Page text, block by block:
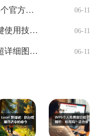
WPS会员免费领取终极攻略：8个官方认证 06-11
WPS字体库免费下载教程：一键使用技巧与 06-11
WPS删除多余空白页怎么删？超详细图文教 06-11